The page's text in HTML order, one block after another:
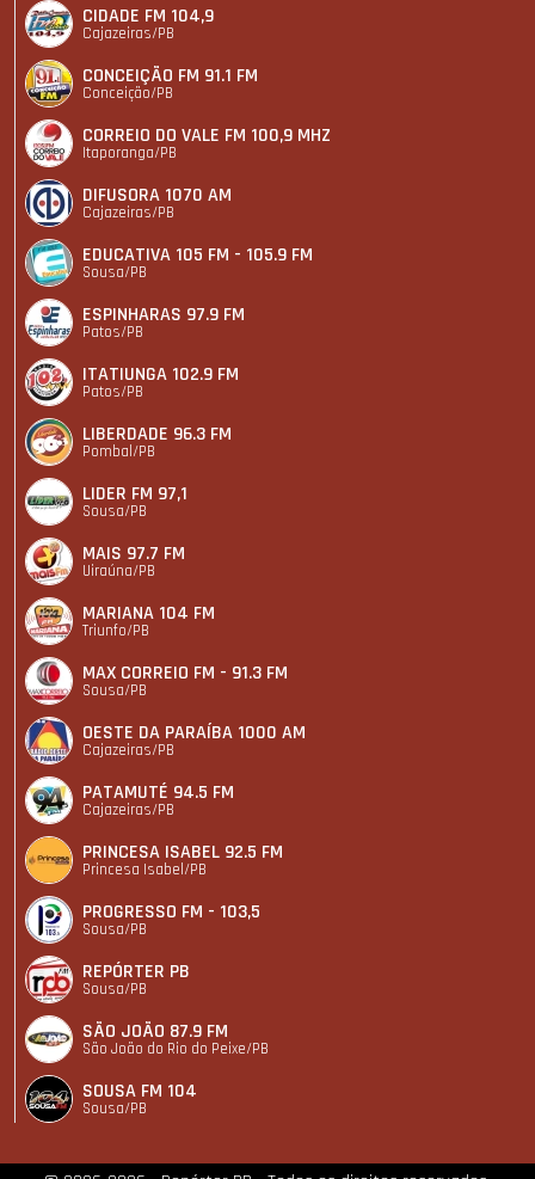
CIDADE FM 104,9
Cajazeiras/PB
CONCEIÇÃO FM 91.1 FM
Conceição/PB
CORREIO DO VALE FM 100,9 MHZ
Itaporanga/PB
DIFUSORA 1070 AM
Cajazeiras/PB
EDUCATIVA 105 FM - 105.9 FM
Sousa/PB
ESPINHARAS 97.9 FM
Patos/PB
ITATIUNGA 102.9 FM
Patos/PB
LIBERDADE 96.3 FM
Pombal/PB
LIDER FM 97,1
Sousa/PB
MAIS 97.7 FM
Uiraúna/PB
MARIANA 104 FM
Triunfo/PB
MAX CORREIO FM - 91.3 FM
Sousa/PB
OESTE DA PARAÍBA 1000 AM
Cajazeiras/PB
PATAMUTÉ 94.5 FM
Cajazeiras/PB
PRINCESA ISABEL 92.5 FM
Princesa Isabel/PB
PROGRESSO FM - 103,5
Sousa/PB
REPÓRTER PB
Sousa/PB
SÃO JOÃO 87.9 FM
São João do Rio do Peixe/PB
SOUSA FM 104
Sousa/PB